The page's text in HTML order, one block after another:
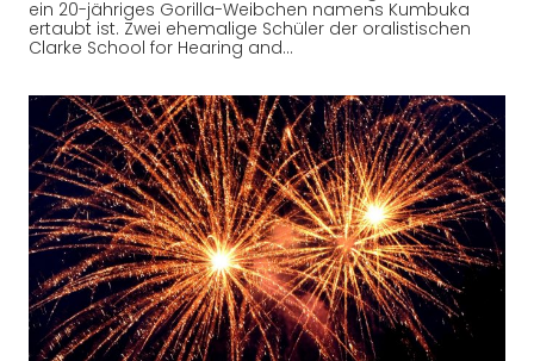
ein 20-jähriges Gorilla-Weibchen namens Kumbuka
ertaubt ist. Zwei ehemalige Schüler der oralistischen
Clarke School for Hearing and…